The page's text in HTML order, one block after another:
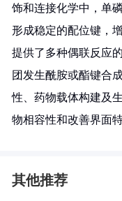
饰和连接化学中，单
形成稳定的配位键，
提供了多种偶联反应
团发生酰胺或酯键合
性、药物载体构建及
物相容性和改善界面
其他推荐